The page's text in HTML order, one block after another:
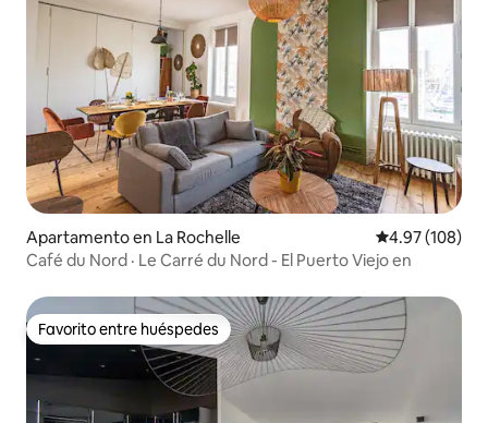
Apartamento en La Rochelle Calificación
4.97 (108)
Café du Nord · Le Carré du Nord - El Puerto Viejo en
Favorito entre huéspedes
Favorito entre huéspedes